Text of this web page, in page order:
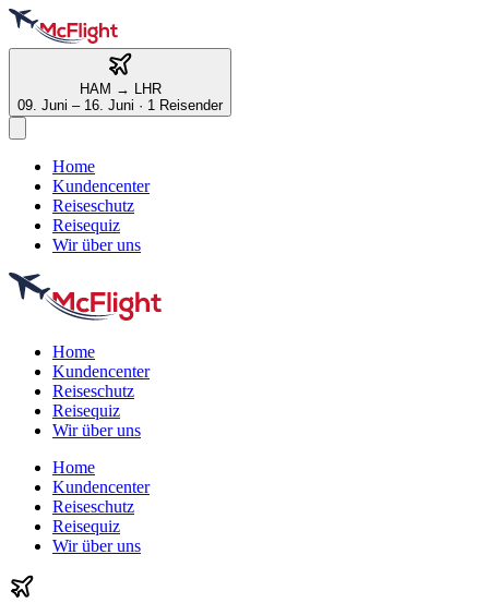
HAM → LHR
09. Juni – 16. Juni · 1 Reisender
Home
Kundencenter
Reiseschutz
Reisequiz
Wir über uns
Home
Kundencenter
Reiseschutz
Reisequiz
Wir über uns
Home
Kundencenter
Reiseschutz
Reisequiz
Wir über uns